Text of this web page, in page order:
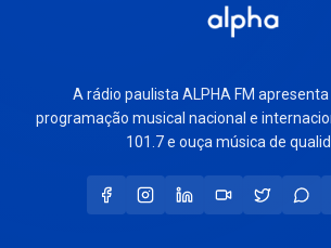
A rádio paulista ALPHA FM
programação musical nacional e
101.7 e ouça música de